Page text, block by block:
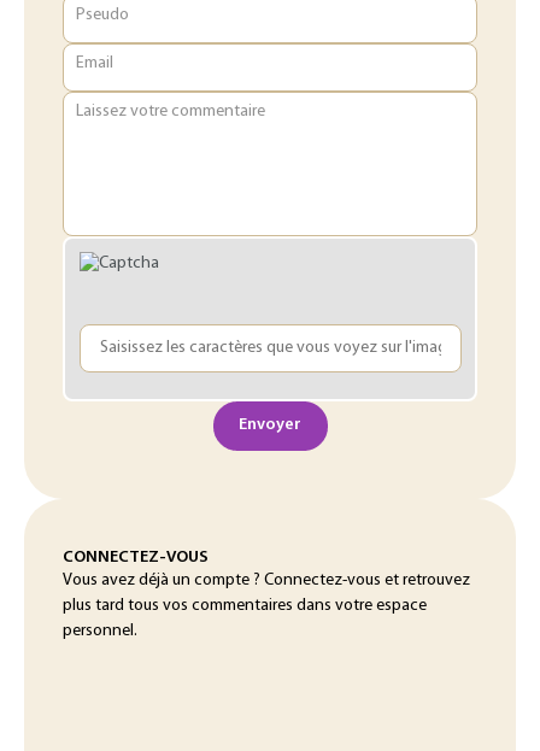
Pseudo
Email
Laissez votre commentaire
Envoyer
CONNECTEZ-VOUS
Vous avez déjà un compte ? Connectez-vous et retrouvez
plus tard tous vos commentaires dans votre espace
personnel.